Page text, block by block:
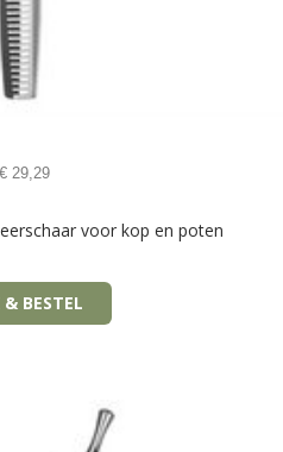
€29,29
voor kop en poten
& BESTEL